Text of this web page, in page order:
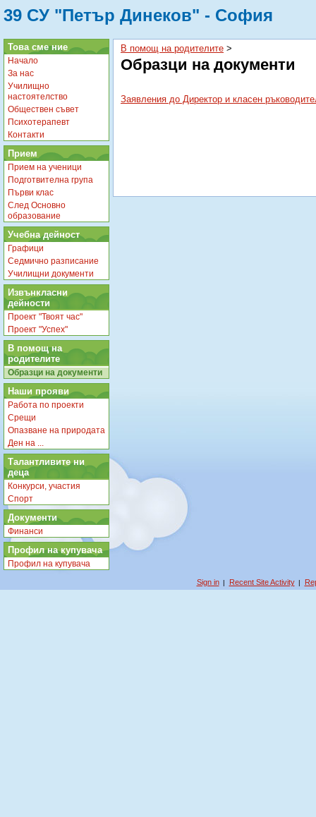
39 СУ "Петър Динеков" - София
Това сме ние
Начало
За нас
Училищно
настоятелство
Обществен съвет
Психотерапевт
Контакти
Прием
Прием на ученици
Подготвителна група
Първи клас
След Основно
образование
Учебна дейност
Графици
Седмично разписание
Училищни документи
Извънкласни
дейности
Проект "Твоят час"
Проект "Успех"
В помощ на
родителите
Образци на документи
Наши прояви
Работа по проекти
Срещи
Опазване на природата
Ден на ...
Талантливите ни
деца
Конкурси, участия
Спорт
Документи
Финанси
Профил на купувача
Профил на купувача
В помощ на родителите ‎ > ‎
Образци на документи
Заявления до Директор и класен
Sign in | Recent Site Activity |